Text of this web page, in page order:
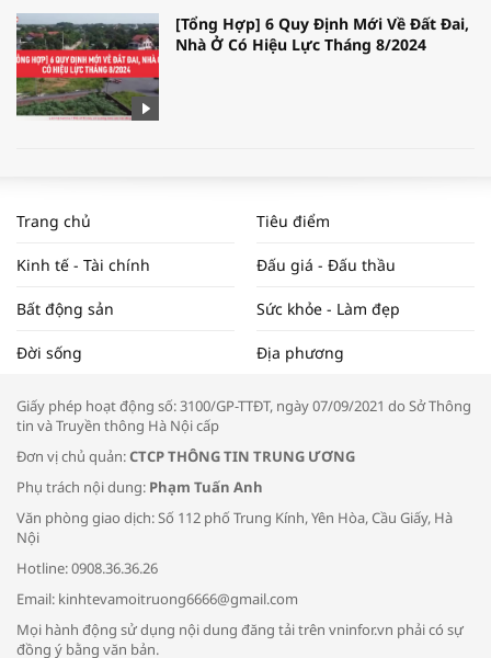
[Tổng Hợp] 6 Quy Định Mới Về Đất Đai,
Nhà Ở Có Hiệu Lực Tháng 8/2024
NAM NĂM 2024 VÀ NĂM 2025 | NHỊP
ĐẬP THỊ TRƯỜNG #62
Tọa đàm “Xúc tiến thương mại: Khơi
Bác sĩ tư vấn cách phòng tránh bệnh
đường hô hấp trong thời tiết giao mùa
Trang chủ Tiêu điểm
Kinh tế - Tài chính Đấu giá - Đấu thầu
Bất động sản Sức khỏe - Làm đẹp
Đời sống Địa phương
Giấy phép hoạt động số: 3100/GP-TTĐT, ngày 07/09/2021 do Sở Thông
tin và Truyền thông Hà Nội cấp
Đơn vị chủ quản:CTCP THÔNG TIN TRUNG ƯƠNG
Phụ trách nội dung: Phạm Tuấn Anh
Văn phòng giao dịch: Số 112 phố Trung Kính, Yên Hòa, Cầu Giấy, Hà
Nội
Hotline: 0908.36.36.26
Email: kinhtevamoitruong6666@gmail.com
Mọi hành động sử dụng nội dung đăng tải trên vninfor.vn phải có sự
đồng ý bằng văn bản.